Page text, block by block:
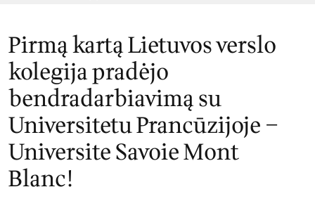
Pirmą kartą Lietuvos verslo
kolegija pradėjo
bendradarbiavimą su
Universitetu Prancūzijoje –
Universite Savoie Mont
Blanc!